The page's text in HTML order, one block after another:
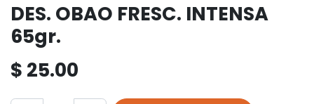
DES. OBAO FRESC. INTENSA
65gr.
$ 25.00